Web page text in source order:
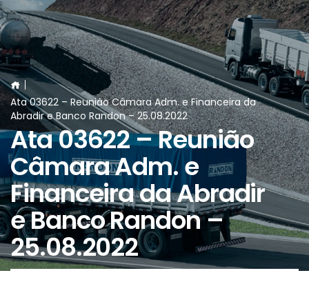
Ata 03622 – Reunião Câmara Adm. e Financeira da
Abradir e Banco Randon – 25.08.2022
Ata 03622 – Reunião
Câmara Adm. e
Financeira da Abradir
e Banco Randon –
25.08.2022